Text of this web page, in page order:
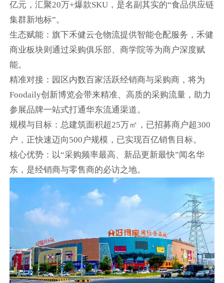
亿元，汇聚20万+爆款SKU，是名副其实的“食品供应链
集群新地标”。
生态赋能：旗下禾健云仓物流提供智能仓配服务，禾健
商业板块则通过采购俱乐部、商学院等为商户深度赋
能。
精准对接：园区内数百家活跃经销商与采购商，将为
Foodaily创新博览会带来精准、高质的采购流量，助力
参展品牌一站式打通华东流通渠道。
规模与目标：总建筑面积超25万㎡，已招募商户超300
户，正快速迈向500户规模，已实现百亿销售目标。
核心优势：以“采购频率最高、新品更新最快”闻名华
东，是经销商与零售商的必访之地。